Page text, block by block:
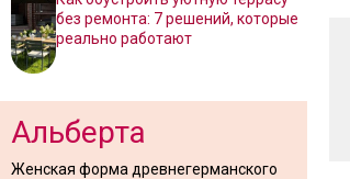
без ремонта: 7 решений, которые
реально работают
Альберта
Женская форма древнегерманского